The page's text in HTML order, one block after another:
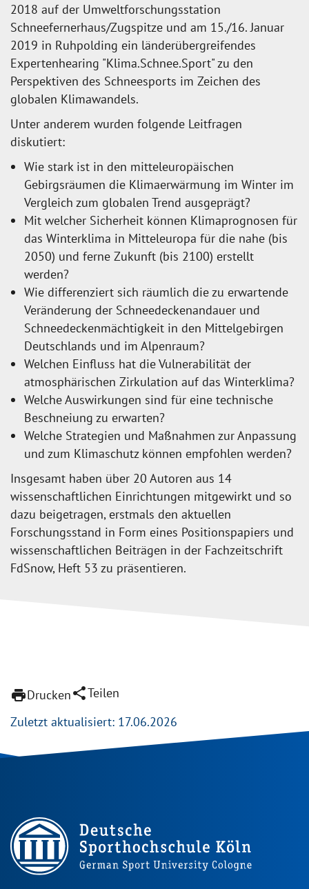
2018 auf der Umweltforschungsstation
Schneefernerhaus/Zugspitze und am 15./16. Januar
2019 in Ruhpolding ein länderübergreifendes
Expertenhearing "Klima.Schnee.Sport" zu den
Perspektiven des Schneesports im Zeichen des
globalen Klimawandels.
Unter anderem wurden folgende Leitfragen
diskutiert:
Wie stark ist in den mitteleuropäischen
Gebirgsräumen die Klimaerwärmung im Winter im
Vergleich zum globalen Trend ausgeprägt?
Mit welcher Sicherheit können Klimaprognosen für
das Winterklima in Mitteleuropa für die nahe (bis
2050) und ferne Zukunft (bis 2100) erstellt
werden?
Wie differenziert sich räumlich die zu erwartende
Veränderung der Schneedeckenandauer und
Schneedeckenmächtigkeit in den Mittelgebirgen
Deutschlands und im Alpenraum?
Welchen Einfluss hat die Vulnerabilität der
atmosphärischen Zirkulation auf das Winterklima?
Welche Auswirkungen sind für eine technische
Beschneiung zu erwarten?
Welche Strategien und Maßnahmen zur Anpassung
und zum Klimaschutz können empfohlen werden?
Insgesamt haben über 20 Autoren aus 14
wissenschaftlichen Einrichtungen mitgewirkt und so
dazu beigetragen, erstmals den aktuellen
Forschungsstand in Form eines Positionspapiers und
wissenschaftlichen Beiträgen in der Fachzeitschrift
FdSnow, Heft 53 zu präsentieren.
printDruckenshareTeilen
Zuletzt aktualisiert: 17.06.2026